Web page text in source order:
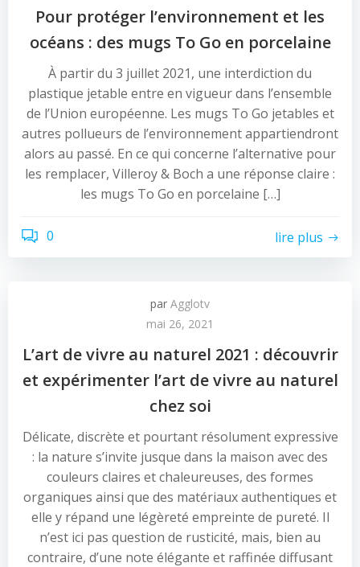
Pour protéger l’environnement et les
océans : des mugs To Go en porcelaine
À partir du 3 juillet 2021, une interdiction du
plastique jetable entre en vigueur dans l’ensemble
de l’Union européenne. Les mugs To Go jetables et
autres pollueurs de l’environnement appartiendront
alors au passé. En ce qui concerne l’alternative pour
les remplacer, Villeroy & Boch a une réponse claire :
les mugs To Go en porcelaine […]
0 lire plus
par Agglotv
mai 26, 2021
L’art de vivre au naturel 2021 : découvrir
et expérimenter l’art de vivre au naturel
chez soi
Délicate, discrète et pourtant résolument expressive
: la nature s’invite jusque dans la maison avec des
couleurs claires et chaleureuses, des formes
organiques ainsi que des matériaux authentiques et
elle y répand une légèreté empreinte de pureté. Il
n’est ici pas question de rusticité, mais, bien au
contraire, d’une note élégante et raffinée diffusant